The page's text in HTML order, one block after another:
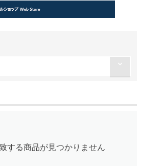
する商品が見つかりません